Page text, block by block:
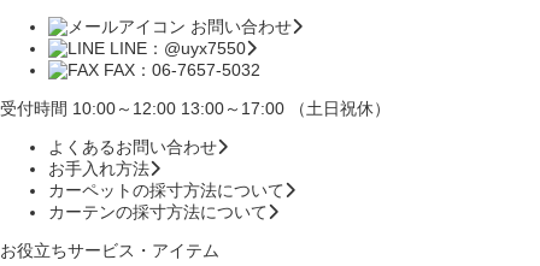
お問い合わせ
LINE：@uyx7550
FAX：06-7657-5032
受付時間 10:00～12:00 13:00～17:00 （土日祝休）
よくあるお問い合わせ
お手入れ方法
カーペットの採寸方法について
カーテンの採寸方法について
お役立ちサービス・アイテム